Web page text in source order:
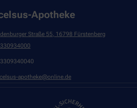
Apotheke
Straße 55 16798 Fürstenberg
apotheke@online.de